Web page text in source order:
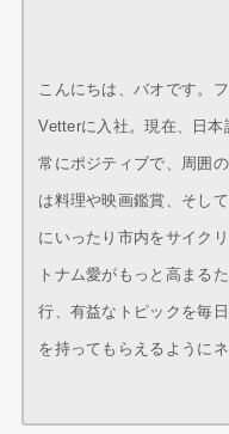
こんにちは、バオです。
Vetterに入社。現在、日本
常にポジティブで、周囲
は料理や映画鑑賞、そし
にいったり市内をサイク
トナム愛がもっと高まる
行、有益なトピックを毎
を持ってもらえるように